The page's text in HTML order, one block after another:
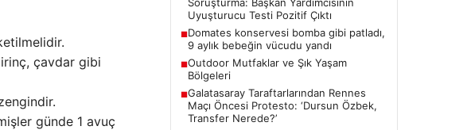
çavdar gibi
günde 1 avuç
Soruşturma: Başkan Yardımcısının
Uyuşturucu Testi Pozitif Çıktı
■Domates konservesi bomba gibi patladı,
9 aylık bebeğin vücudu yandı
■Outdoor Mutfaklar ve Şık Yaşam
Bölgeleri
■Galatasaray Taraftarlarından Rennes
Maçı Öncesi Protesto: ‘Dursun Özbek,
Transfer Nerede?’